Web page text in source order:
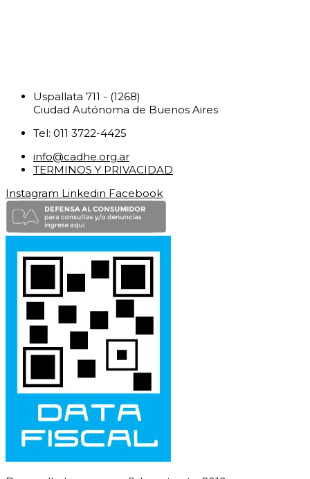
Uspallata 711 - (1268)
Ciudad Autónoma de Buenos Aires
Tel: 011 3722-4425
info@cadhe.org.ar
TERMINOS Y PRIVACIDAD
Instagram Linkedin Facebook